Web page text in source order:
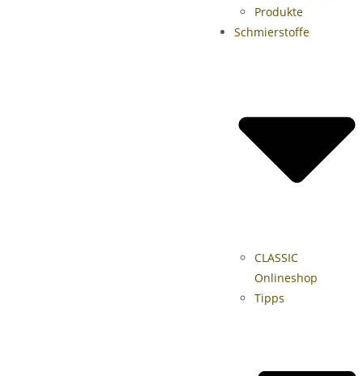
Produkte
Schmierstoffe
CLASSIC
Onlineshop
Tipps